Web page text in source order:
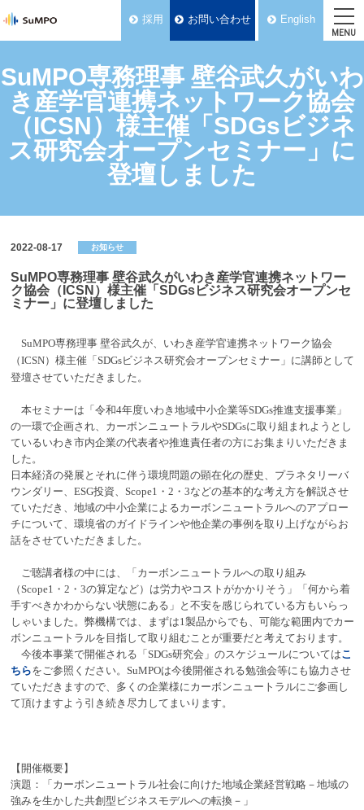
採用 お問い合わせ English
MENU
SuMPO専務理事 壁谷武久がいわ
き産学官連携ネットワーク協会
（ICSN）様主催「SDGsビジネ
ス研究会オープンセミナー」に
登壇しました
2022-08-17 お知らせ
SuMPO専務理事 壁谷武久がいわき産学官連携ネットワー
ク協会（ICSN）様主催「SDGsビジネス研究会オープンセ
ミナー」に登壇しました
SuMPO専務理事 壁谷武久が、 いわき産学官連携ネットワーク協会
（ICSN）様主催「SDGsビジネス研究会オープンセミナー」に講師として
登壇させていただきました。
本セミナーは「令和4年度いわき地域中小企業等SDGs推進支援事業」
の一環で企画され、カーボンニュートラルやSDGsに取り組まれようとし
ているいわき市内企業の代表者や推進責任者の方にお集まりいただきま
した。
日本経済の発展とそれに伴う環境問題の顕在化の歴史、プラネタリーバ
ウンダリー、ESG投資、Scope1・2・3などの基本的な考え方を解説させ
ていただき、地域の中小企業によるカーボンニュートラルへのアプロー
チについて、環境省のガイドラインや他企業の事例を取り上げながらお
話をさせていただきました。
ご聴講者様の中には、「カーボンニュートラルへの取り組み
（Scope1・2・3の算定など）は労力やコストがかかりそう」「何から着
手すべきかわからない状態にある」と不安を感じられている方もいらっ
しゃいました。弊機構では、まずは1製品からでも、可能な範囲内でカー
ボンニュートラルを目指して取り組むことが重要だと考えております。
今後本事業で開催される「SDGs研究会」のスケジュールについてはこ
ちらをご参照ください。SuMPOは今後開催される勉強会等にも協力させ
ていただきますので、多くの企業様にカーボンニュートラルにご参画し
て頂けますよう引き続き尽力してまいります。
【開催概要】
演題：「カーボンニュートラル社会に向けた地域企業経営戦略－地域の
強みを生かした共創型ビジネスモデルへの転換－」